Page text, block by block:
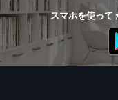
スマホを使って